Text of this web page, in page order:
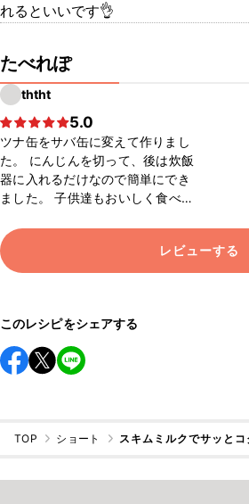
れるといいです👌
たべれぽ
ththt
5.0
ツナ缶をサバ缶に変えて作りまし
た。 にんじんを切って、後は炊飯
器に入れるだけなので簡単にでき
ました。 子供達もおいしく食べて
レビューする
このレシピをシェアする
TOP ショート スキムミルクでサッと